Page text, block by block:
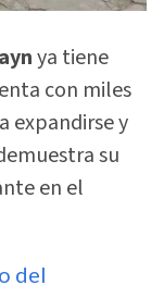
ya tiene
con miles
expandirse y
su
en el
del